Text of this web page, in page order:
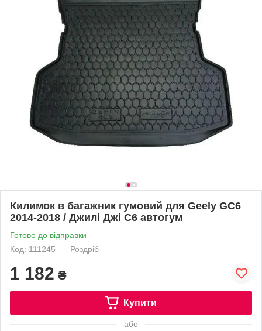
Килимок в багажник гумовий для Geely GC6
2014-2018 / Джилі Джі С6 автогум
Готово до відправки
Код: 111245
Роздріб
1 182 ₴
Купити
або